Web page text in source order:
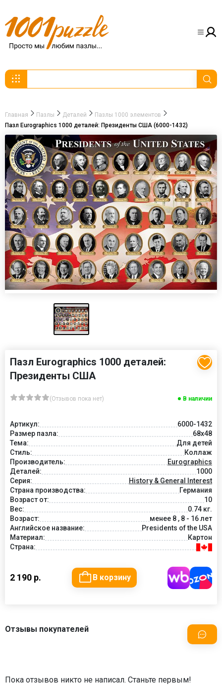
Главная Пазлы Деталей
Пазлы 1000 элементов
Пазл Eurographics 1000 деталей: Президенты США (6000-1432)
Пазл Eurographics 1000 деталей:
Президенты США
(Отзывов пока нет) В наличии
Артикул:
6000-1432
Размер пазла:
68x48
Тема:
Для детей
Стиль:
Коллаж
Производитель:
Eurographics
Деталей:
1000
Серия:
History & General Interest
Страна производства:
Германия
Возраст от:
10
Вес:
0.74 кг.
Возраст:
менее 8 , 8 - 16 лет
Английское название:
Presidents of the USA
Материал:
Картон
Страна:
2 190 р. В корзину
Отзывы покупателей
Пока отзывов никто не написал. Станьте первым!